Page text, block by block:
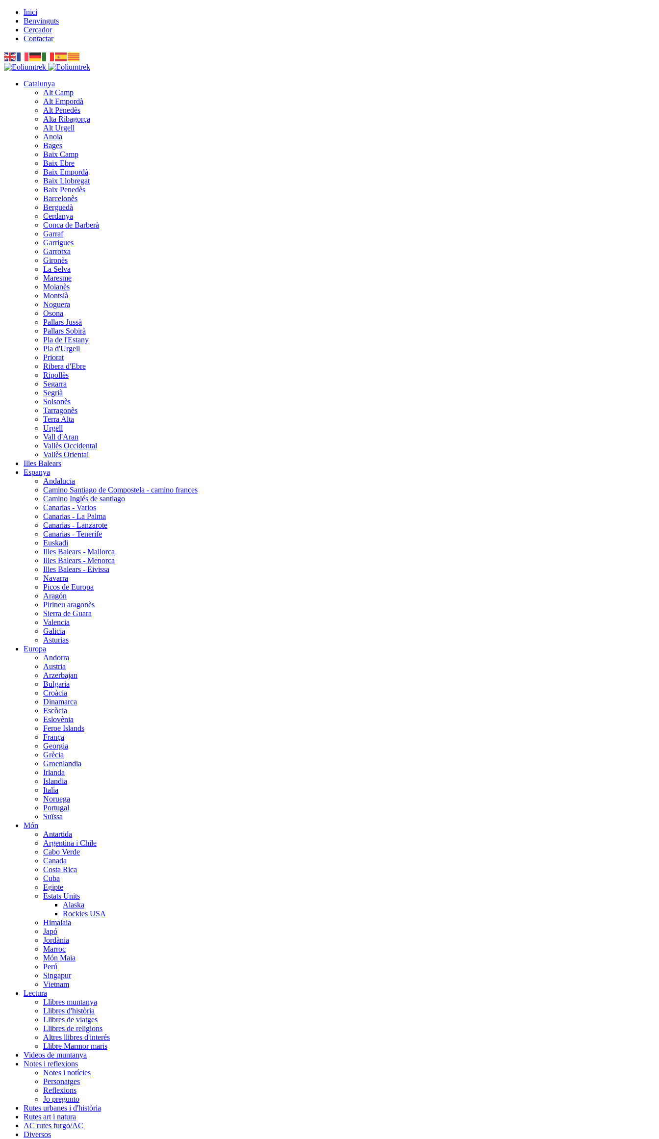
Inici
Benvinguts
Cercador
Contactar
Catalunya
Alt Camp
Alt Empordà
Alt Penedès
Alta Ribagorça
Alt Urgell
Anoia
Bages
Baix Camp
Baix Ebre
Baix Empordà
Baix Llobregat
Baix Penedès
Barcelonès
Berguedà
Cerdanya
Conca de Barberà
Garraf
Garrigues
Garrotxa
Gironès
La Selva
Maresme
Moianès
Montsià
Noguera
Osona
Pallars Jussà
Pallars Sobirà
Pla de l'Estany
Pla d'Urgell
Priorat
Ribera d'Ebre
Ripollès
Segarra
Segrià
Solsonès
Tarragonès
Terra Alta
Urgell
Vall d'Aran
Vallès Occidental
Vallès Oriental
Illes Balears
Espanya
Andalucia
Camino Santiago de Compostela - camino frances
Camino Inglés de santiago
Canarias - Varios
Canarias - La Palma
Canarias - Lanzarote
Canarias - Tenerife
Euskadi
Illes Balears - Mallorca
Illes Balears - Menorca
Illes Balears - Eivissa
Navarra
Picos de Europa
Aragón
Pirineu aragonès
Sierra de Guara
Valencia
Galicia
Asturias
Europa
Andorra
Austria
Arzerbajan
Bulgaria
Croàcia
Dinamarca
Escòcia
Eslovènia
Feroe Islands
França
Georgia
Grècia
Groenlandia
Irlanda
Islandia
Italia
Noruega
Portugal
Suïssa
Món
Antartida
Argentina i Chile
Cabo Verde
Canada
Costa Rica
Cuba
Egipte
Estats Units
Alaska
Rockies USA
Himalaia
Japó
Jordània
Marroc
Món Maia
Perú
Singapur
Vietnam
Lectura
Llibres muntanya
Llibres d'història
Llibres de viatges
Llibres de religions
Altres llibres d'interés
Llibre Marmor maris
Videos de muntanya
Notes i reflexions
Notes i notícies
Personatges
Reflexions
Jo pregunto
Rutes urbanes i d'història
Rutes art i natura
AC rutes furgo/AC
Diversos